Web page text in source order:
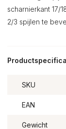
scharnierkant 17/
2/3 spijlen te
SKU
EAN
Gewicht